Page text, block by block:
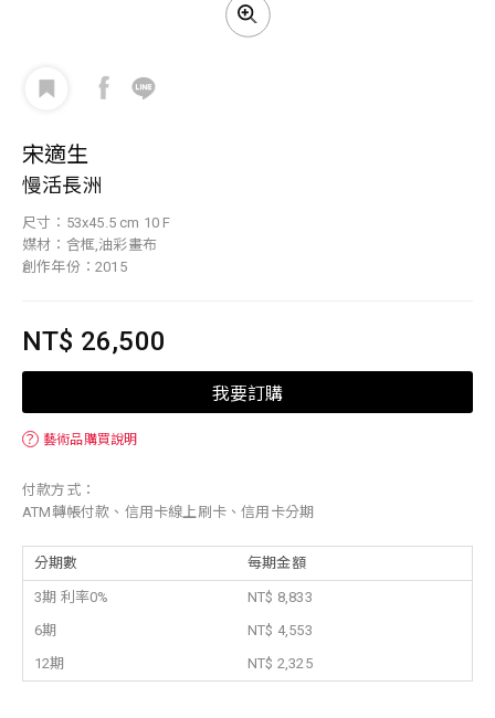
宋適生
慢活長洲
尺寸：53x45.5 cm 10 F
媒材：含框,油彩畫布
創作年份：2015
NT$ 26,500
我要訂購
？ 藝術品購買說明
付款方式：
ATM轉帳付款、信用卡線上刷卡、信用卡分期
分期數 每期金額
3期 利率0%
NT$ 8,833
6期
NT$ 4,553
12期
NT$ 2,325